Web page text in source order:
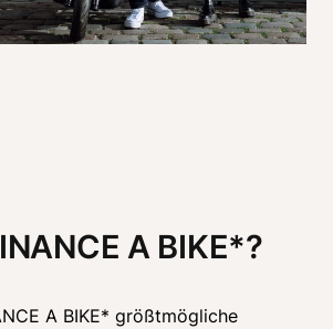
A BIKE*?
A BIKE* größtmögliche